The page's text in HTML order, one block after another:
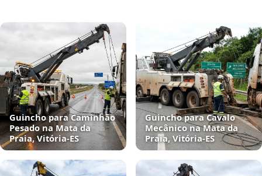
Guincho para Caminhão
Pesado na Mata da
Praia, Vitória‑ES
Guincho para Cavalo
Mecânico na Mata da
Praia, Vitória‑ES